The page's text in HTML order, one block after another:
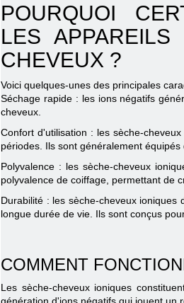
POURQUOI
LES
CHEVEUX ?
Voici quelques-unes des principales
Séchage rapide : les ions négatifs
cheveux.
Confort d'utilisation : les sèche-
périodes. Ils sont généralement
Polyvalence : les sèche-cheveux
polyvalence de coiffage, permettant de
Durabilité : les sèche-cheveux
longue durée de vie. Ils sont conçus
COMMENT
Les sèche-cheveux ioniques
génération d'ions négatifs qui jouent un